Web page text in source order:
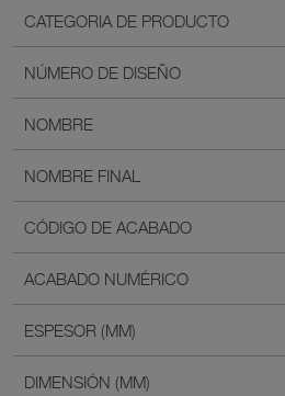
CATEGORIA DE PRODUCTO
NÚMERO DE DISEÑO
NOMBRE
NOMBRE FINAL
CÓDIGO DE ACABADO
ACABADO NUMÉRICO
ESPESOR (MM)
DIMENSIÓN (MM)